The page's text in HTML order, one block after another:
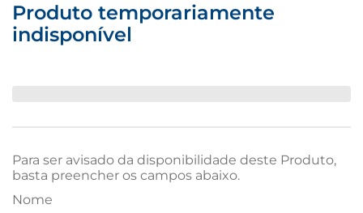
Produto temporariamente
indisponível
Para ser avisado da disponibilidade deste Produto,
basta preencher os campos abaixo.